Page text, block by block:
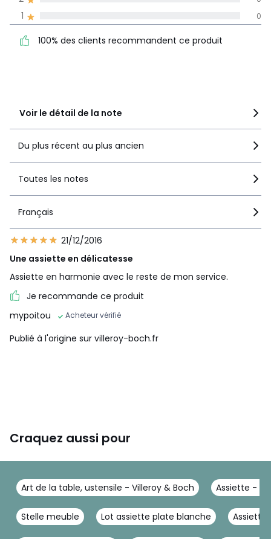
4 0
5
Voir le détail de la note
1 0
100% des clients recommandent ce produit
Du plus récent au plus ancien
Toutes les notes
Français
21/12/2016
Une assiette en délicatesse
Assiette en harmonie avec le reste de mon service.
Je recommande ce produit
mypoitou
Acheteur vérifié
Publié à l'origine sur villeroy-boch.fr
Craquez aussi pour
Art de la table, ustensile - Villeroy & Boch Assiette -
Stelle meuble Lot assiette plate blanche Assiette